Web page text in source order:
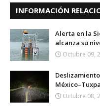
INFORMACIÓN
Alerta en la
alcanza su
Octubre 09,
Octubre 08,